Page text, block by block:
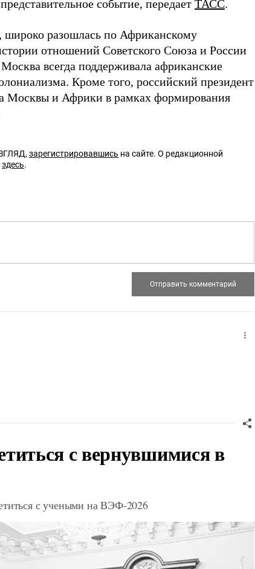
событие, передает ТАСС.
широко разошлась по Африканскому
отношений Советского Союза и России
всегда поддерживала африканские
Кроме того, российский президент
Москвы и Африки в рамках формирования
зарегистрировавшись на сайте. О редакционной
здесь.
с вернувшимися в
с учеными на ВЭФ-2026